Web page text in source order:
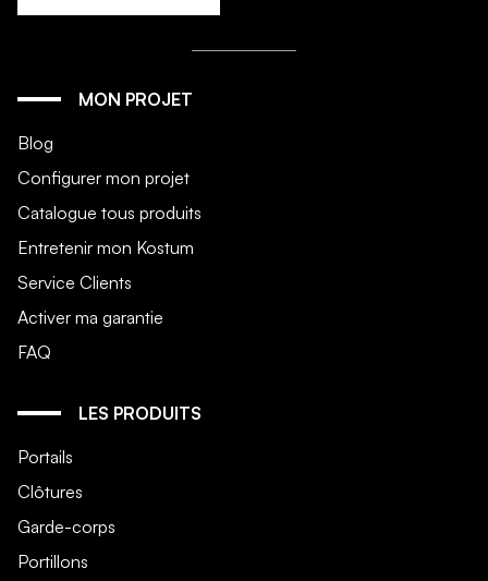
MON PROJET
Blog
Configurer mon projet
Catalogue tous produits
Entretenir mon Kostum
Service Clients
Activer ma garantie
FAQ
LES PRODUITS
Portails
Clôtures
Garde-corps
Portillons